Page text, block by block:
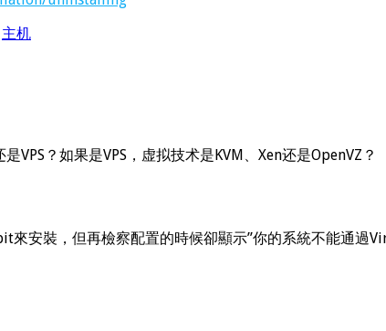
主机
？如果是VPS，虚拟技术是KVM、Xen还是OpenVZ？
來安裝，但再檢察配置的時候卻顯示”你的系統不能通過